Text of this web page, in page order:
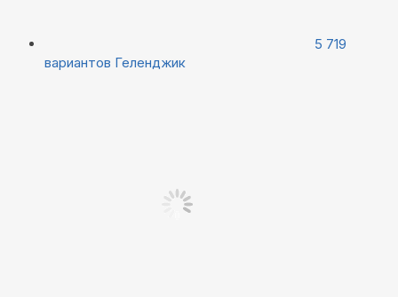
5 719
вариантов Геленджик